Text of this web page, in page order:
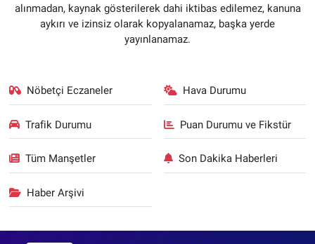
alınmadan, kaynak gösterilerek dahi iktibas edilemez, kanuna
aykırı ve izinsiz olarak kopyalanamaz, başka yerde
yayınlanamaz.
Nöbetçi Eczaneler Hava Durumu
Trafik Durumu Puan Durumu ve Fikstür
Tüm Manşetler Son Dakika Haberleri
Haber Arşivi